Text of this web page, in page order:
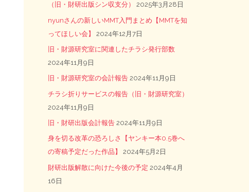
（旧・財研出版シン収支分）
2025年3月28日
nyunさんの新しいMMT入門まとめ【MMTを知
ってほしい会】
2024年12月7日
旧・財源研究室に関連したチラシ発行部数
2024年11月9日
旧・財源研究室の会計報告 2024年11月9日
チラシ折りサービスの報告（旧・財源研究室）
2024年11月9日
旧・財研出版会計報告 2024年11月9日
身を切る改革の恐ろしさ【ヤンキー本0.5巻へ
の寄稿予定だった作品】
2024年5月2日
財研出版解散に向けた今後の予定 2024年4月
16日